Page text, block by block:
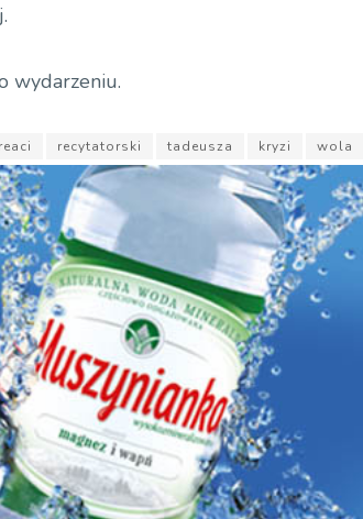
wydarzeniu.
recytatorski tadeusza kryzi wola